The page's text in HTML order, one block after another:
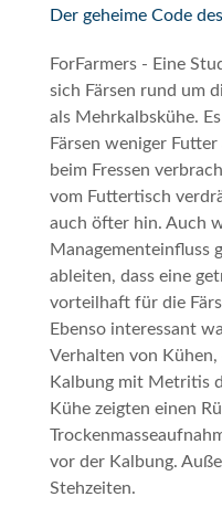
Der geheime Code
ForFarmers - Eine
sich Färsen rund um
als Mehrkalbskühe.
Färsen weniger
beim Fressen
vom Futtertisch
auch öfter hin. Auch
Managementeinfluss
ableiten, dass eine
vorteilhaft für die
Ebenso interessant
Verhalten von Kühen,
Kalbung mit Metritis
Kühe zeigten einen
vor der Kalbung.
Stehzeiten.